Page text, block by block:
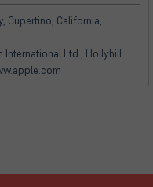
Cupertino, California,
International Ltd., Hollyhill